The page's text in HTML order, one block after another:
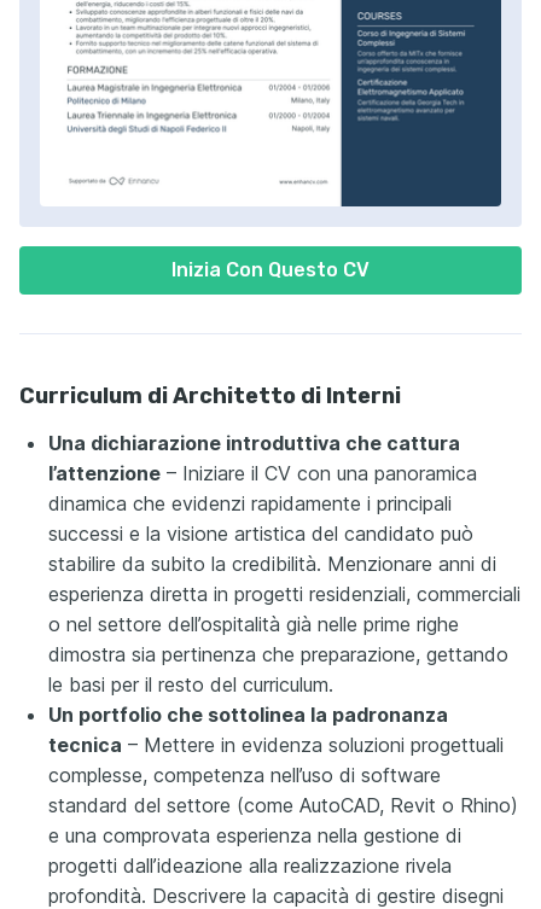
Inizia Con Questo CV
Curriculum di Architetto di Interni
Una dichiarazione introduttiva che cattura
l’attenzione – Iniziare il CV con una panoramica
dinamica che evidenzi rapidamente i principali
successi e la visione artistica del candidato può
stabilire da subito la credibilità. Menzionare anni di
esperienza diretta in progetti residenziali, commerciali
o nel settore dell’ospitalità già nelle prime righe
dimostra sia pertinenza che preparazione, gettando
le basi per il resto del curriculum.
Un portfolio che sottolinea la padronanza
tecnica – Mettere in evidenza soluzioni progettuali
complesse, competenza nell’uso di software
standard del settore (come AutoCAD, Revit o Rhino)
e una comprovata esperienza nella gestione di
progetti dall’ideazione alla realizzazione rivela
profondità. Descrivere la capacità di gestire disegni